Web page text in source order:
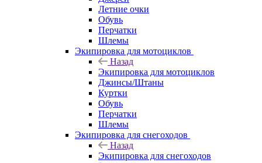
Летние очки
Обувь
Перчатки
Шлемы
Экипировка для мотоциклов
Назад
Экипировка для мотоциклов
Джинсы/Штаны
Куртки
Обувь
Перчатки
Шлемы
Экипировка для снегоходов
Назад
Экипировка для снегоходов